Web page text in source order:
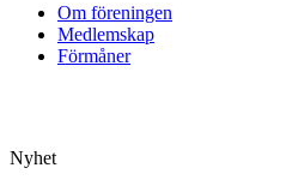
Om föreningen
Medlemskap
Förmåner
Nyhet